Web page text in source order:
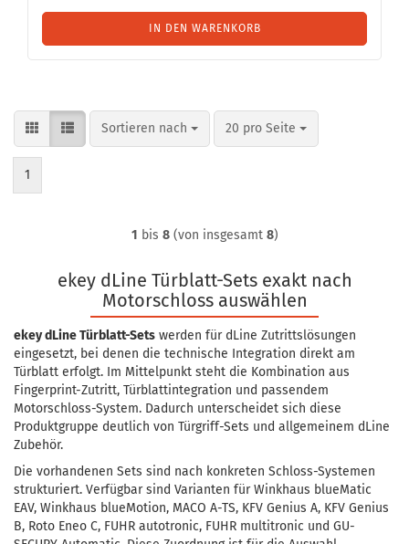
IN DEN WARENKORB
Sortieren nach
Sortieren nach 20 pro Seite
pro Seite
1
1 bis 8(von insgesamt 8)
ekey dLine Türblatt-Sets exakt nach
Motorschloss auswählen
ekey dLine Türblatt-Sets werden für dLine Zutrittslösungen
eingesetzt, bei denen die technische Integration direkt am
Türblatt erfolgt. Im Mittelpunkt steht die Kombination aus
Fingerprint-Zutritt, Türblattintegration und passendem
Motorschloss-System. Dadurch unterscheidet sich diese
Produktgruppe deutlich von Türgriff-Sets und allgemeinem dLine
Zubehör.
Die vorhandenen Sets sind nach konkreten Schloss-Systemen
strukturiert. Verfügbar sind Varianten für Winkhaus blueMatic
EAV, Winkhaus blueMotion, MACO A-TS, KFV Genius A, KFV Genius
B, Roto Eneo C, FUHR autotronic, FUHR multitronic und GU-